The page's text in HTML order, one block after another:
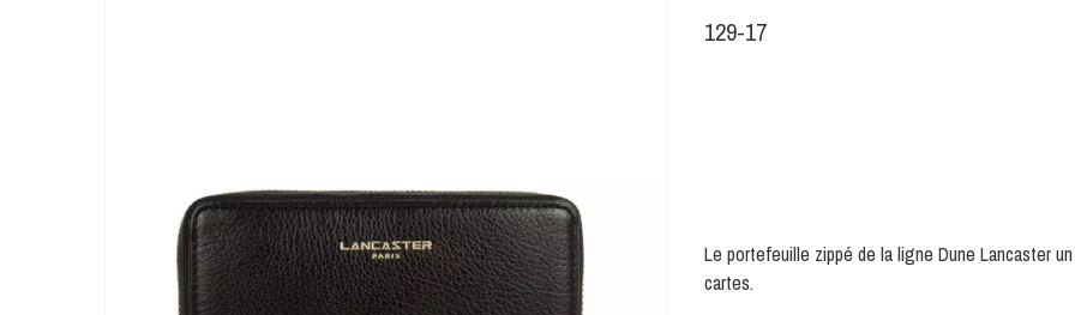
129-17
Le portefeuille zippé de la ligne Dune Lancaster
cartes.